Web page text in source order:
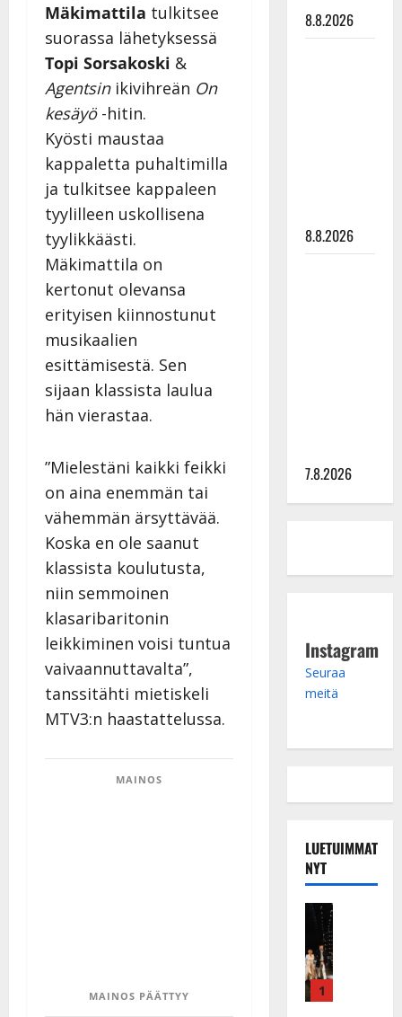
Mäkimattila tulkitsee
suorassa lähetyksessä
Topi Sorsakoski &
Agentsinikivihreän On
kesäyö-hitin.
Kyösti maustaa
kappaletta puhaltimilla
ja tulkitsee kappaleen
tyylilleen uskollisena
tyylikkäästi.
Mäkimattila on
kertonut olevansa
erityisen kiinnostunut
musikaalien
esittämisestä. Sen
sijaan klassista laulua
hän vierastaa.
”Mielestäni kaikki feikki
on aina enemmän tai
vähemmän ärsyttävää.
Koska en ole saanut
klassista koulutusta,
niin semmoinen
klasaribaritonin
leikkiminen voisi tuntua
vaivaannuttavalta”,
tanssitähti mietiskeli
MTV3:n haastattelussa.
MAINOS
MAINOS PÄÄTTYY
8.8.2026
8.8.2026
7.8.2026
Instagram
Seuraa
meitä
LUETUIMMAT
NYT
1